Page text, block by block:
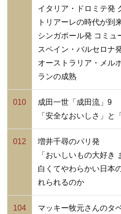
イタリア・ドロミテ発
トリアーレの時代が到
シンガポール発 コミュ
スペイン・バルセロナ
オーストラリア・メル
ランの成熟
010
成田一世「成田流」9
「安全なおいしさ」と
012
増井千尋のパリ発
「おいしいもの大好き
白くてやわらかい日本
れられるのか
104
マッキー牧元さんのタ